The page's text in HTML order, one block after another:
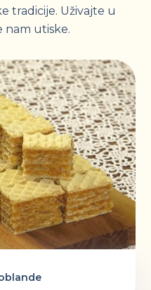
tradicije. Uživajte u
nam utiske.